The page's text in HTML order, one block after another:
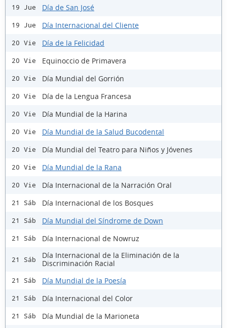
19 Jue Día de San José
19 Jue Día Internacional del Cliente
20 Vie Día de la Felicidad
20 Vie Equinoccio de Primavera
20 Vie Día Mundial del Gorrión
20 Vie Día de la Lengua Francesa
20 Vie Día Mundial de la Harina
20 Vie Día Mundial de la Salud Bucodental
20 Vie Día Mundial del Teatro para Niños y Jóvenes
20 Vie Día Mundial de la Rana
20 Vie Día Internacional de la Narración Oral
21 Sáb Día Internacional de los Bosques
21 Sáb Día Mundial del Síndrome de Down
21 Sáb Día Internacional de Nowruz
21 Sáb
Día Internacional de la Eliminación de la
Discriminación Racial
21 Sáb Día Mundial de la Poesía
21 Sáb Día Internacional del Color
21 Sáb Día Mundial de la Marioneta